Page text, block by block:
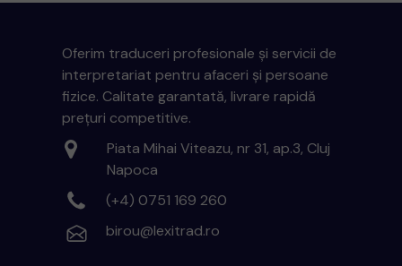
(+4) 0751 169 260
birou@lexitrad.ro
Piata Mihai Viteazu, nr 31, ap.3, Cluj
Napoca
Oferim traduceri profesionale și servicii de
interpretariat pentru afaceri și persoane
fizice. Calitate garantată, livrare rapidă
prețuri competitive.